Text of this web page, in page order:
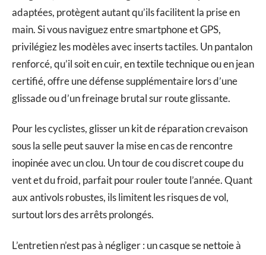
adaptées, protègent autant qu’ils facilitent la prise en
main. Si vous naviguez entre smartphone et GPS,
privilégiez les modèles avec inserts tactiles. Un pantalon
renforcé, qu’il soit en cuir, en textile technique ou en jean
certifié, offre une défense supplémentaire lors d’une
glissade ou d’un freinage brutal sur route glissante.
Pour les cyclistes, glisser un kit de réparation crevaison
sous la selle peut sauver la mise en cas de rencontre
inopinée avec un clou. Un tour de cou discret coupe du
vent et du froid, parfait pour rouler toute l’année. Quant
aux antivols robustes, ils limitent les risques de vol,
surtout lors des arrêts prolongés.
L’entretien n’est pas à négliger : un casque se nettoie à